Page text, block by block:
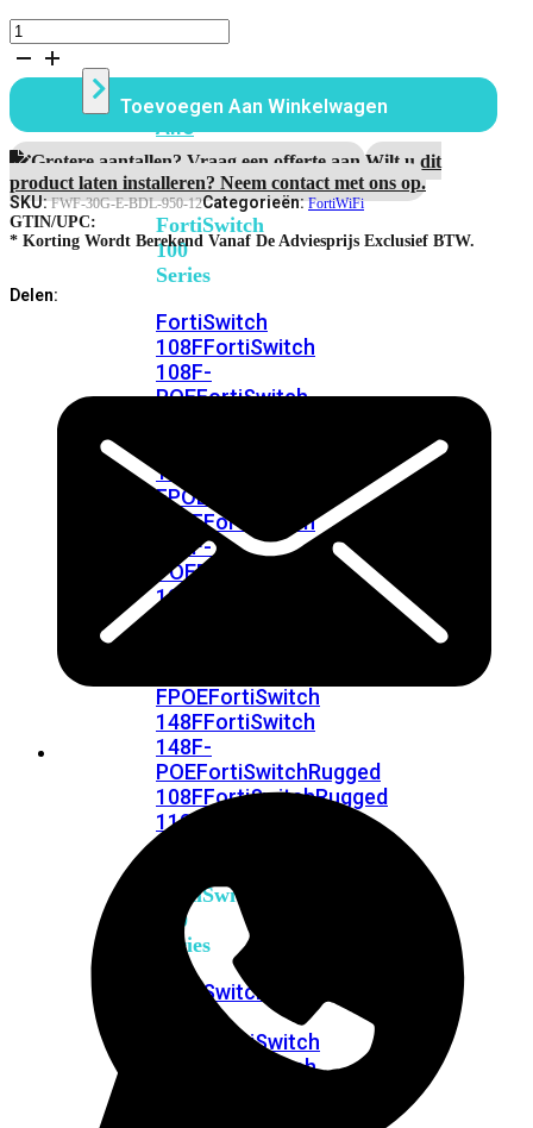
Alle
FortiSwitches
bekijken
FortiSwitch
100
Series
FortiSwitch
108FFortiSwitch
108F-
POEFortiSwitch
110G-
FPOE
124FFortiSwitch
124F-
POEFortiSwitch
124F-
FPOEFortiSwitch
148FFortiSwitch
148F-
POEFortiSwitchRugged
108FFortiSwitchRugged
112F-
FortiSwitch
200
Series
FortiSwitch
FortiSwitch
FortiSwitch
FortiWiFi
30G
Bundel
12
Maanden
Unified
Threat
Protection
aantal
Toevoegen Aan Winkelwagen
Grotere aantallen? Vraag een offerte aan.Wilt u dit
product laten installeren? Neem contact met ons op.
SKU:FWF-30G-E-BDL-950-12Categorieën:FortiWiFi
GTIN/UPC:
* Korting Wordt Berekend Vanaf De Adviesprijs Exclusief BTW.
Delen: